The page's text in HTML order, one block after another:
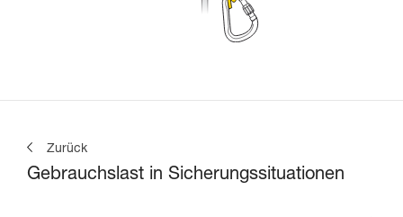
Zurück
Gebrauchslast in Sicherungssituationen